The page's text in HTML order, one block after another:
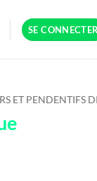
SE CONNECTER
ET PENDENTIFS